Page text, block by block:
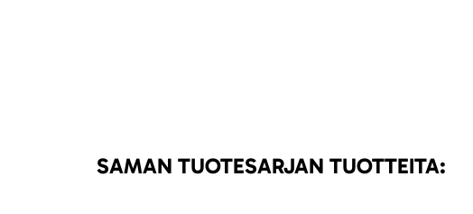
SAMAN TUOTESARJAN TUOTTEITA: